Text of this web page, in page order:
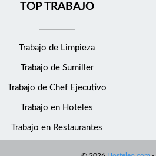
TOP TRABAJO
Trabajo de Limpieza
Trabajo de Sumiller
Trabajo de Chef Ejecutivo
Trabajo en Hoteles
Trabajo en Restaurantes